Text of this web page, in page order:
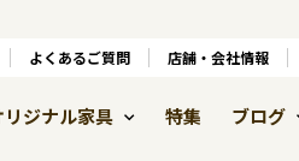
ラインショップ よくあるご質問
リジナル家具 特集 ブログ
よくあるご質問 店舗・会社情報